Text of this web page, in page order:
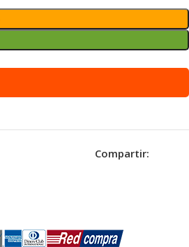
Compartir: